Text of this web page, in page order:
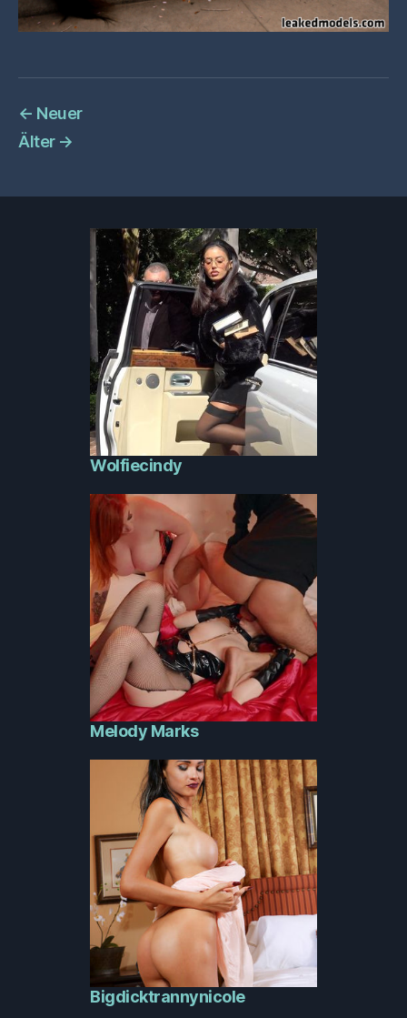
← Neuer
Älter →
Wolfiecindy
Melody Marks
Bigdicktrannynicole